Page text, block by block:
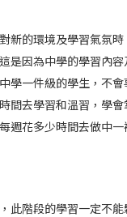
新的環境及學習氣氛
是因為中學的學習內
學一件級的學生，不會
間去學習和溫習，學
週花多少時間去做中
此階段的學習一定不